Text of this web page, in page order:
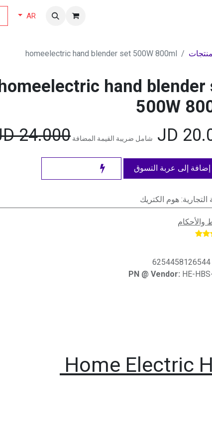
AR
homeelectric hand blender set 500W 800ml
homeelectric hand blender
500W
شامل ضريبة القيمة المضافة 24.000
JD
إضافة إلى عربة التسوق
التجارية: هوم الكتريك
والأحكام
6254458126544
PN @ Vendor: HE-
Home Electric